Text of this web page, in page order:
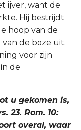
ijver, want de
Hij bestrijdt
hoop van de
de boze uit.
voor zijn
de
u gekomen is,
23. Rom. 10:
overal, waar